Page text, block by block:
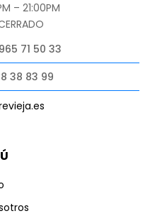
– 21:00PM
71 50 33
38 83 99